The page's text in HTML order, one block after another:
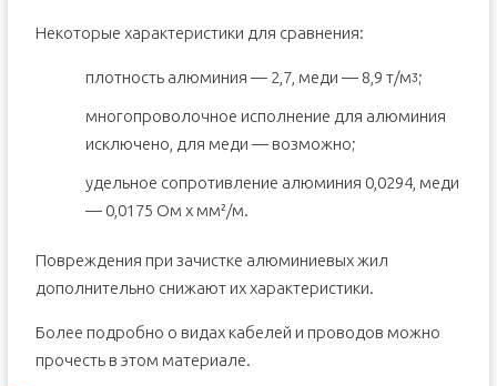
Некоторые характеристики для сравнения:
плотность алюминия — 2,7, меди — 8,9 т/мᶾ;
многопроволочное исполнение для алюминия
исключено, для меди — возможно;
удельное сопротивление алюминия 0,0294, меди
— 0,0175 Ом х мм²/м.
Повреждения при зачистке алюминиевых жил
дополнительно снижают их характеристики.
Более подробно о видах кабелей и проводов можно
прочесть в этом материале.